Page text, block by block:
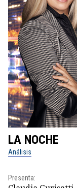
LA NOCHE
Análisis
Presenta: